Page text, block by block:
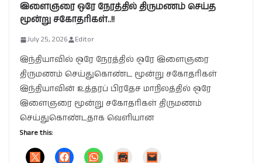
இளைஞரை ஒரே நேரத்தில் திருமணம் செய்த
மூன்று சகோதரிகள்..!!
July 25, 2026 Editor
இந்தியாவில் ஒரே நேரத்தில் ஒரே இளைஞரை
திருமணம் செய்துகொண்ட மூன்று சகோதரிகள்
இந்தியாவின் உத்தரப் பிரதேச மாநிலத்தில் ஒரே
இளைஞரை மூன்று சகோதரிகள் திருமணம்
செய்துகொண்டதாக வெளியான
Share this: